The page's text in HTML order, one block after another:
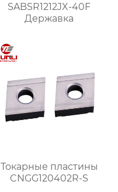
SABSR1212JX-40F
Державка
Токарные пластины
CNGG120402R-S